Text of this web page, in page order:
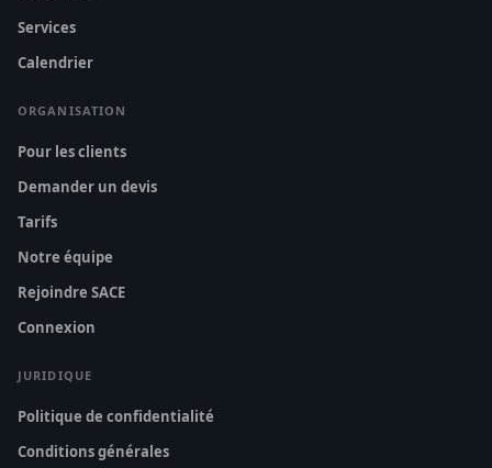
Services
Calendrier
ORGANISATION
Pour les clients
Demander un devis
Tarifs
Notre équipe
Rejoindre SACE
Connexion
JURIDIQUE
Politique de confidentialité
Conditions générales